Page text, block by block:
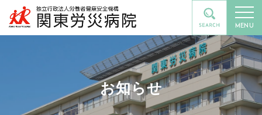
MENU
お知らせ